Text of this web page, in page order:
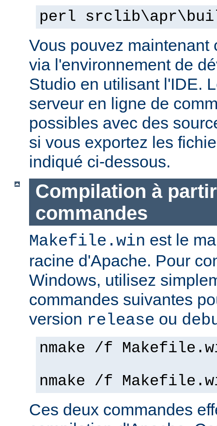
perl
Vous pouvez maintenant
via l'environnement de
Studio en utilisant l'IDE.
serveur en ligne de
possibles avec des
si vous exportez les
indiqué ci-dessous.
Compilation à
commandes
Makefile.win est le
racine d'Apache. Pour
Windows, utilisez
commandes suivantes
version release ou
nmake /f
nmake /f
Ces deux commandes